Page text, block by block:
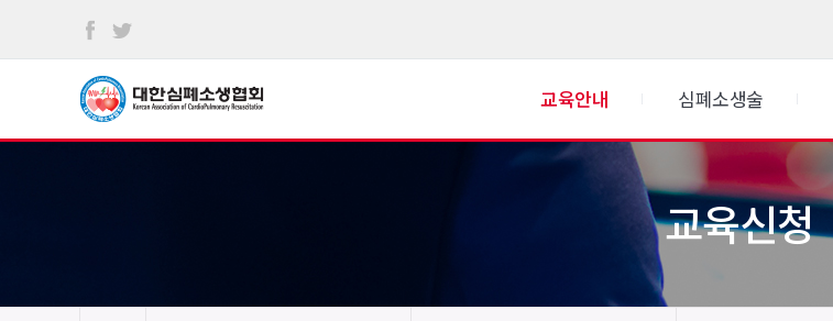
교육안내 심폐소생술
교육신청